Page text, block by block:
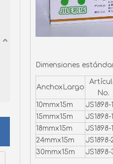
Dimensiones
AnchoxLargo
No.
10mmx15m JS1898-
15mmx15m
JS1898-
18mmx15m
JS1898-
24mmx15m
JS1898-
30mmx15m
JS1898-